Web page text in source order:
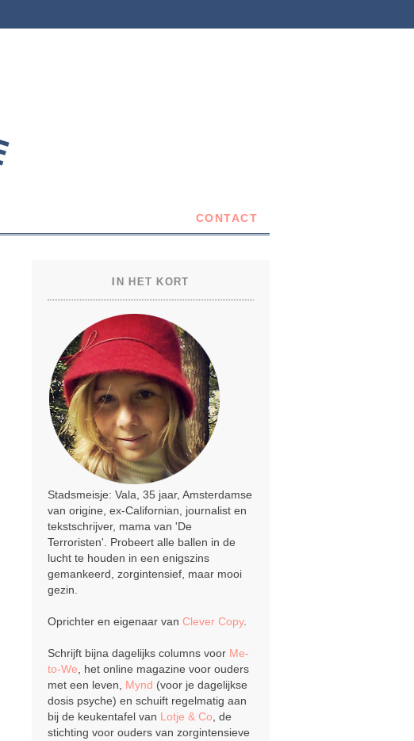
CONTACT
IN HET KORT
Stadsmeisje: Vala, 35 jaar, Amsterdamse
van origine, ex-Californian, journalist en
tekstschrijver, mama van 'De
Terroristen'. Probeert alle ballen in de
lucht te houden in een enigszins
gemankeerd, zorgintensief, maar mooi
gezin.
Oprichter en eigenaar van Clever Copy.
Schrijft bijna dagelijks columns voor Me-
to-We , het online magazine voor ouders
met een leven, Mynd (voor je dagelijkse
dosis psyche) en schuift regelmatig aan
bij de keukentafel van Lotje & Co , de
stichting voor ouders van zorgintensieve